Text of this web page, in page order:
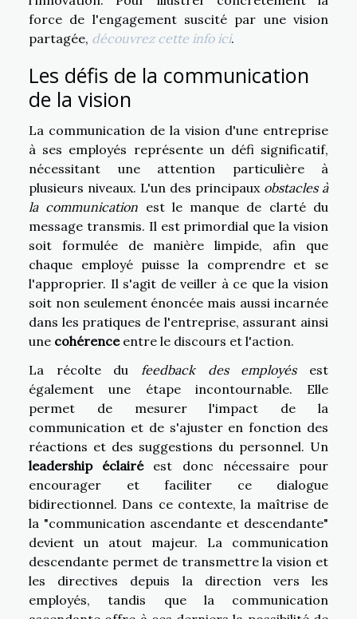
force de l'engagement suscité par une vision
partagée, découvrez cette info ici.
Les défis de la communication
de la vision
La communication de la vision d'une entreprise
à ses employés représente un défi significatif,
nécessitant une attention particulière à
plusieurs niveaux. L'un des principaux obstacles à
la communication est le manque de clarté du
message transmis. Il est primordial que la vision
soit formulée de manière limpide, afin que
chaque employé puisse la comprendre et se
l'approprier. Il s'agit de veiller à ce que la vision
soit non seulement énoncée mais aussi incarnée
dans les pratiques de l'entreprise, assurant ainsi
une cohérenceentre le discours et l'action.
La récolte du feedback des employésest
également une étape incontournable. Elle
permet de mesurer l'impact de la
communication et de s'ajuster en fonction des
réactions et des suggestions du personnel. Un
leadership éclairéest donc nécessaire pour
encourager et faciliter ce dialogue
bidirectionnel. Dans ce contexte, la maîtrise de
la "communication ascendante et descendante"
devient un atout majeur. La communication
descendante permet de transmettre la vision et
les directives depuis la direction vers les
employés, tandis que la communication